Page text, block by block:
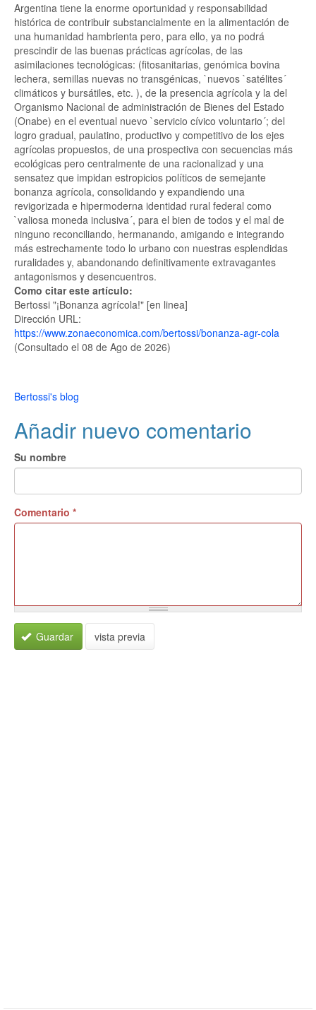
Argentina tiene la enorme oportunidad y responsabilidad
histórica de contribuir substancialmente en la alimentación de
una humanidad hambrienta pero, para ello, ya no podrá
prescindir de las buenas prácticas agrícolas, de las
asimilaciones tecnológicas: (fitosanitarias, genómica bovina
lechera, semillas nuevas no transgénicas, `nuevos `satélites´
climáticos y bursátiles, etc. ), de la presencia agrícola y la del
Organismo Nacional de administración de Bienes del Estado
(Onabe) en el eventual nuevo `servicio cívico voluntario´; del
logro gradual, paulatino, productivo y competitivo de los ejes
agrícolas propuestos, de una prospectiva con secuencias más
ecológicas pero centralmente de una racionalizad y una
sensatez que impidan estropicios políticos de semejante
bonanza agrícola, consolidando y expandiendo una
revigorizada e hipermoderna identidad rural federal como
`valiosa moneda inclusiva´, para el bien de todos y el mal de
ninguno reconciliando, hermanando, amigando e integrando
más estrechamente todo lo urbano con nuestras esplendidas
ruralidades y, abandonando definitivamente extravagantes
antagonismos y desencuentros.
Como citar este artículo:
Bertossi "¡Bonanza agrícola!" [en linea]
Dirección URL:
https://www.zonaeconomica.com/bertossi/bonanza-agr-cola
(Consultado el 08 de Ago de 2026)
Bertossi's blog
Añadir nuevo comentario
Su nombre
Comentario *
Guardar vista previa